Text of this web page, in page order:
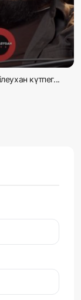
күтпег...